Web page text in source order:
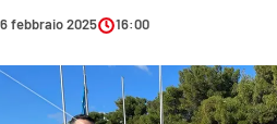
SANITÀ
AMBIENTE
SOCIETÀ
6 febbraio 2025 16:00